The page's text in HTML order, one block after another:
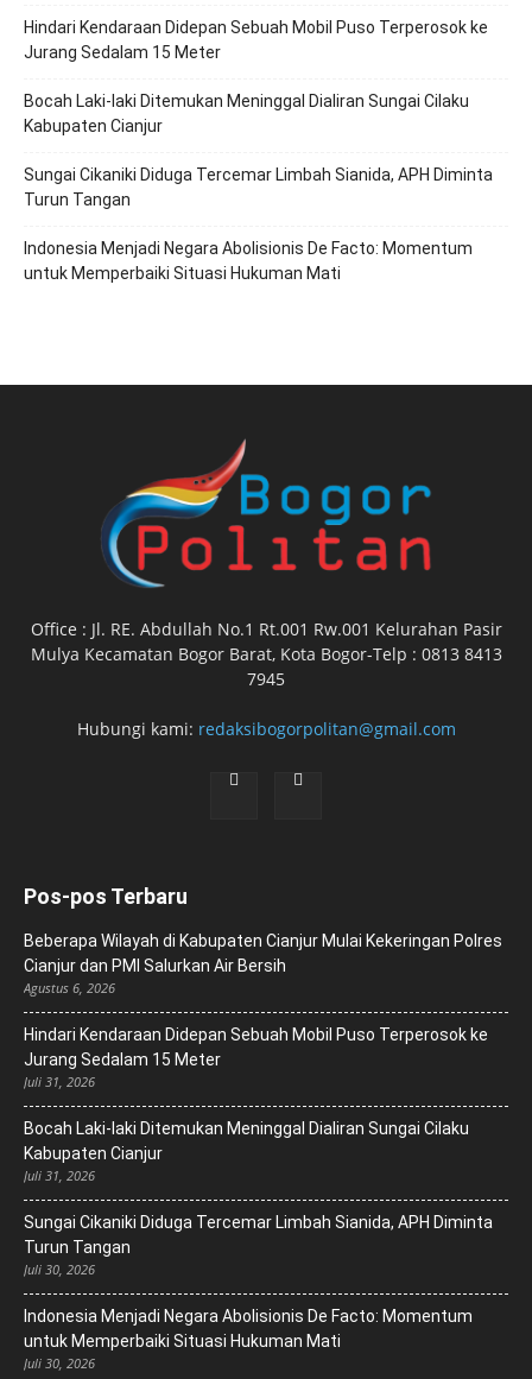
Hindari Kendaraan Didepan Sebuah Mobil Puso Terperosok ke
Jurang Sedalam 15 Meter
Bocah Laki-laki Ditemukan Meninggal Dialiran Sungai Cilaku
Kabupaten Cianjur
Sungai Cikaniki Diduga Tercemar Limbah Sianida, APH Diminta
Turun Tangan
‎Indonesia Menjadi Negara Abolisionis De Facto: Momentum
untuk Memperbaiki Situasi Hukuman Mati
Office : Jl. RE. Abdullah No.1 Rt.001 Rw.001 Kelurahan Pasir
Mulya Kecamatan Bogor Barat, Kota Bogor-Telp : 0813 8413
7945
Hubungi kami: redaksibogorpolitan@gmail.com
Pos-pos Terbaru
Beberapa Wilayah di Kabupaten Cianjur Mulai Kekeringan Polres
Cianjur dan PMI Salurkan Air Bersih
Agustus 6, 2026
Hindari Kendaraan Didepan Sebuah Mobil Puso Terperosok ke
Jurang Sedalam 15 Meter
Juli 31, 2026
Bocah Laki-laki Ditemukan Meninggal Dialiran Sungai Cilaku
Kabupaten Cianjur
Juli 31, 2026
Sungai Cikaniki Diduga Tercemar Limbah Sianida, APH Diminta
Turun Tangan
Juli 30, 2026
‎Indonesia Menjadi Negara Abolisionis De Facto: Momentum
untuk Memperbaiki Situasi Hukuman Mati
Juli 30, 2026